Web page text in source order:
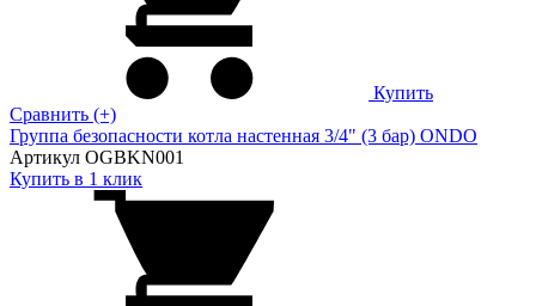
Купить
Сравнить (+)
Группа безопасности котла настенная 3/4" (3 бар) ONDO
Артикул OGBKN001
Купить в 1 клик